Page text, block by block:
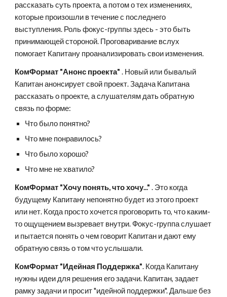
рассказать суть проекта, а потом о тех изменениях,
которые произошли в течение с последнего
выступления. Роль фокус-группы здесь - это быть
принимающей стороной. Проговаривание вслух
помогает Капитану проанализировать свои изменения.
КомФормат "Анонс проекта" . Новый или бывалый
Капитан анонсирует свой проект. Задача Капитана
рассказать о проекте, а слушателям дать обратную
связь по форме:
Что было понятно?
Что мне понравилось?
Что было хорошо?
Что мне не хватило?
КомФормат "Хочу понять, что хочу..." . Это когда
будущему Капитану непонятно будет из этого проект
или нет. Когда просто хочется проговорить то, что каким-
то ощущением вызревает внутри. Фокус-группа слушает
и пытается понять о чем говорит Капитан и дают ему
обратную связь о том что услышали.
КомФормат "Идейная Поддержка". Когда Капитану
нужны идеи для решения его задачи. Капитан, задает
рамку задачи и просит "идейной поддержки". Дальше без